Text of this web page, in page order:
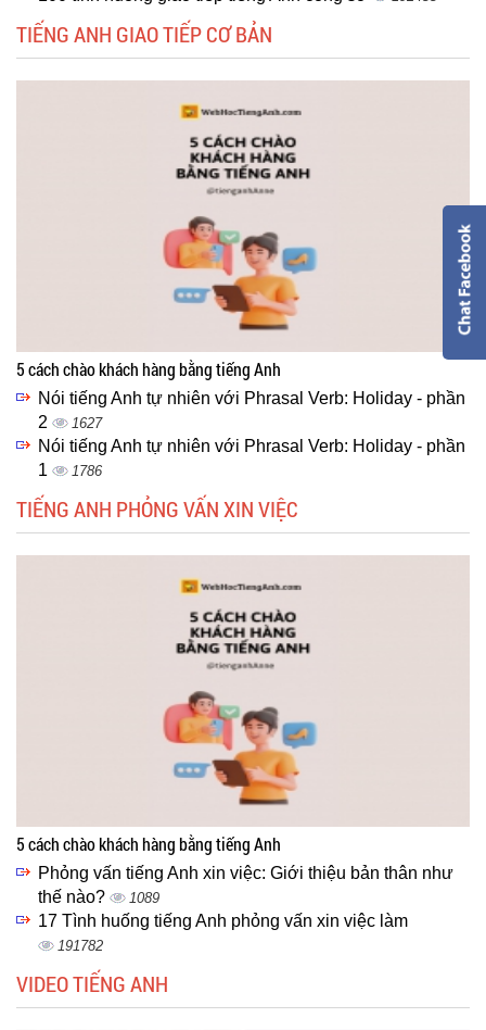
TIẾNG ANH GIAO TIẾP CƠ BẢN
5 cách chào khách hàng bằng tiếng Anh
Nói tiếng Anh tự nhiên với Phrasal Verb: Holiday - phần
2
1627
Nói tiếng Anh tự nhiên với Phrasal Verb: Holiday - phần
1
1786
TIẾNG ANH PHỎNG VẤN XIN VIỆC
5 cách chào khách hàng bằng tiếng Anh
Phỏng vấn tiếng Anh xin việc: Giới thiệu bản thân như
thế nào?
1089
17 Tình huống tiếng Anh phỏng vấn xin việc làm
191782
VIDEO TIẾNG ANH